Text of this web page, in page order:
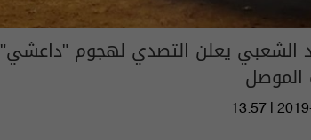
الشعبي يعلن التصدي لهجوم "داعشي"
13:57 |